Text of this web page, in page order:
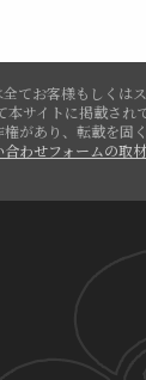
てお客様もしくは
本サイトに掲載され
があり、転載を固く
合わせフォームの取